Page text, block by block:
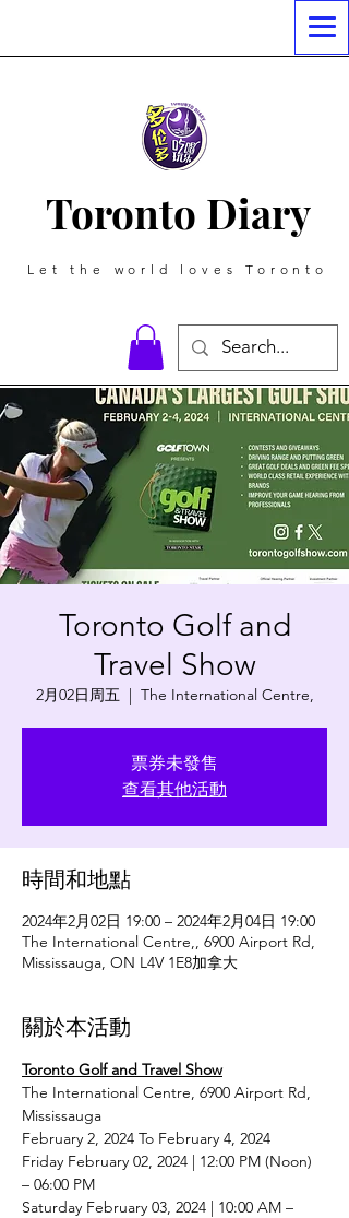
Toronto Diary
Let the world loves Toronto
Toronto Golf and
Travel Show
2月02日周五
  |
The International Centre,
票券未發售
查看其他活動
時間和地點
2024年2月02日 19:00 – 2024年2月04日 19:00
The International Centre,, 6900 Airport Rd,
Mississauga, ON L4V 1E8加拿大
關於本活動
Toronto Golf and Travel Show
The International Centre, 6900 Airport Rd,
Mississauga
February 2, 2024 To February 4, 2024
Friday February 02, 2024 | 12:00 PM (Noon)
– 06:00 PM
Saturday February 03, 2024 | 10:00 AM –